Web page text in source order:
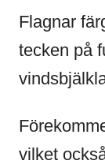
Flagnar
tecken på
vilket